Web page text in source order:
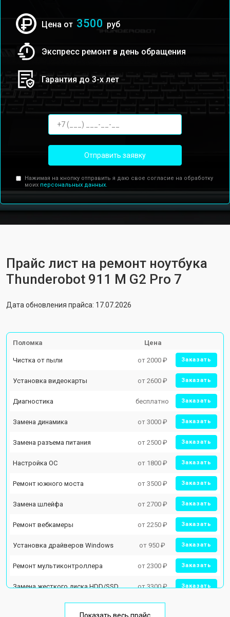
Цена от 3500 руб
Экспресс ремонт в день обращения
Гарантия до 3-х лет
Отправить заявку
Нажимая на кнопку отправить я даю свое согласие на обработку
моих персональных данных.
Прайс лист на ремонт ноутбука
Thunderobot 911 M G2 Pro 7
Дата обновления прайса: 17.07.2026
Поломка Цена
Чистка от пыли от 2000 ₽ Заказать
Установка видеокарты от 2600 ₽ Заказать
Диагностика бесплатно Заказать
Замена динамика от 3000 ₽ Заказать
Замена разъема питания от 2500 ₽ Заказать
Настройка ОС от 1800 ₽ Заказать
Ремонт южного моста от 3500 ₽ Заказать
Замена шлейфа от 2700 ₽ Заказать
Ремонт вебкамеры от 2250 ₽ Заказать
Установка драйверов Windows от 950 ₽ Заказать
Ремонт мультиконтроллера от 2300 ₽ Заказать
Замена жесткого диска HDD/SSD от 3300 ₽ Заказать